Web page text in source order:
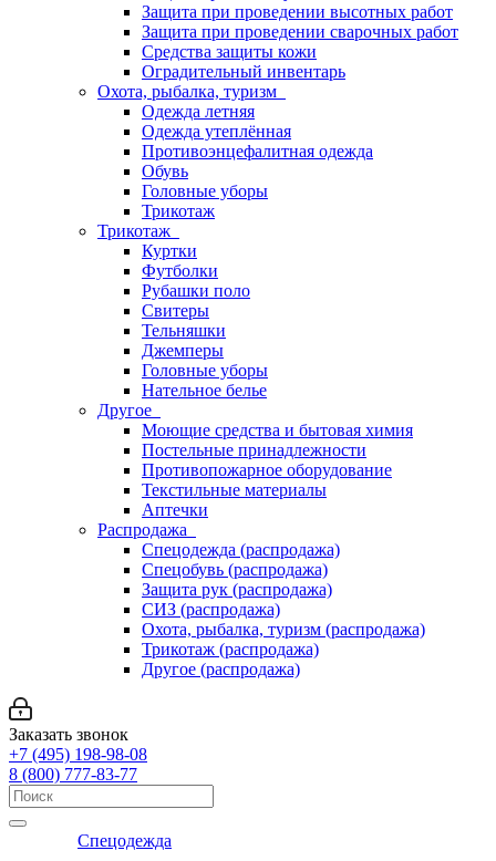
Защита при проведении высотных работ
Защита при проведении сварочных работ
Средства защиты кожи
Оградительный инвентарь
Охота, рыбалка, туризм
Одежда летняя
Одежда утеплённая
Противоэнцефалитная одежда
Обувь
Головные уборы
Трикотаж
Трикотаж
Куртки
Футболки
Рубашки поло
Свитеры
Тельняшки
Джемперы
Головные уборы
Нательное белье
Другое
Моющие средства и бытовая химия
Постельные принадлежности
Противопожарное оборудование
Текстильные материалы
Аптечки
Распродажа
Спецодежда (распродажа)
Спецобувь (распродажа)
Защита рук (распродажа)
СИЗ (распродажа)
Охота, рыбалка, туризм (распродажа)
Трикотаж (распродажа)
Другое (распродажа)
Заказать звонок
+7 (495) 198-98-08
8 (800) 777-83-77
Спецодежда